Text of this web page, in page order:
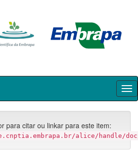
para citar ou linkar para este item:
alice/handle/doc/